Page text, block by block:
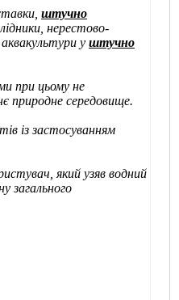
штучно
нерестово-
у штучно
при цьому не
природне середовище.
із застосуванням
який узяв водний
загального